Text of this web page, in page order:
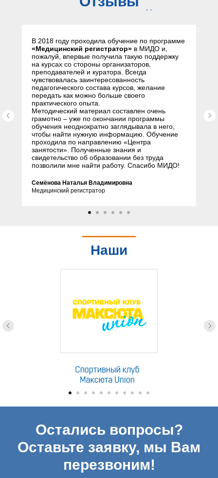
слушателей
В 2018 году проходила обучение по программе
«Медицинский регистратор» в МИДО и,
пожалуй, впервые получила такую поддержку
на курсах со стороны организаторов,
преподавателей и куратора. Всегда
чувствовалась заинтересованность
педагогического состава курсов, желание
передать как можно больше своего
практического опыта.
Методический материал составлен очень
грамотно – уже по окончании программы
обучения неоднократно заглядывала в него,
чтобы найти нужную информацию. Обучение
проходила по направлению «Центра
занятости». Полученные знания и
свидетельство об образовании без труда
позволили мне найти работу. Спасибо МИДО!
Семёнова Наталья Владимировна
Медицинский регистратор
Наши
Остались вопросы?
Оставьте заявку, мы Вам
перезвоним!